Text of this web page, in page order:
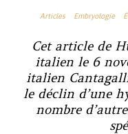
Articles Embryologie
Cet article de
italien le 6
italien
le déclin d’une
nombre